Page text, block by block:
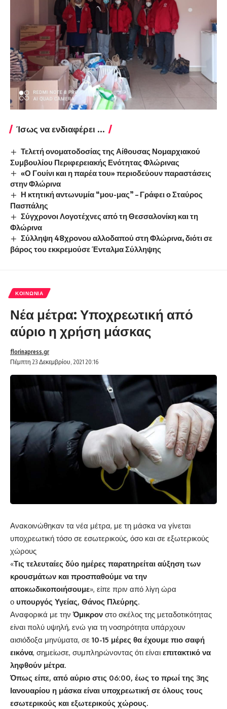
Ίσως να ενδιαφέρει ...
Τελετή ονοματοδοσίας της Αίθουσας Νομαρχιακού
Συμβουλίου Περιφερειακής Ενότητας Φλώρινας
«Ο Γουίνι και η παρέα του» περιοδεύουν παραστάσεις
στην Φλώρινα
Η κτητική αντωνυμία “μου-μας” – Γράφει ο Σταύρος
Πασπάλης
Σύγχρονοι Λογοτέχνες από τη Θεσσαλονίκη και τη
Φλώρινα
Σύλληψη 48χρονου αλλοδαπού στη Φλώρινα, διότι σε
βάρος του εκκρεμούσε Ένταλμα Σύλληψης
ΚΟΙΝΩΝΊΑ
Νέα μέτρα: Υποχρεωτική από
αύριο η χρήση μάσκας
Πέμπτη 23 Δεκεμβρίου, 2021 20:16
florinapress.gr
Ανακοινώθηκαν τα νέα μέτρα, με τη μάσκα να γίνεται
υποχρεωτική τόσο σε εσωτερικούς, όσο και σε εξωτερικούς
χώρους
«Τις τελευταίες δύο ημέρες παρατηρείται αύξηση των
κρουσμάτων και προσπαθούμε να την
αποκωδικοποιήσουμε», είπε πριν από λίγη ώρα
ο υπουργός Υγείας, Θάνος Πλεύρης.
Αναφορικά με τηνΌμικρον στο σκέλος της μεταδοτικότητας
είναι πολύ υψηλή, ενώ για τη νοσηρότητα υπάρχουν
αισιόδοξα μηνύματα, σε 10-15 μέρες θα έχουμε πιο σαφή
εικόνα, σημείωσε, συμπληρώνοντας ότι είναι επιτακτικό να
ληφθούν μέτρα.
Όπως είπε, από αύριο στις 06:00, έως το πρωί της 3ης
Ιανουαρίου η μάσκα είναι υποχρεωτική σε όλους τους
εσωτερικούς και εξωτερικούς χώρους.